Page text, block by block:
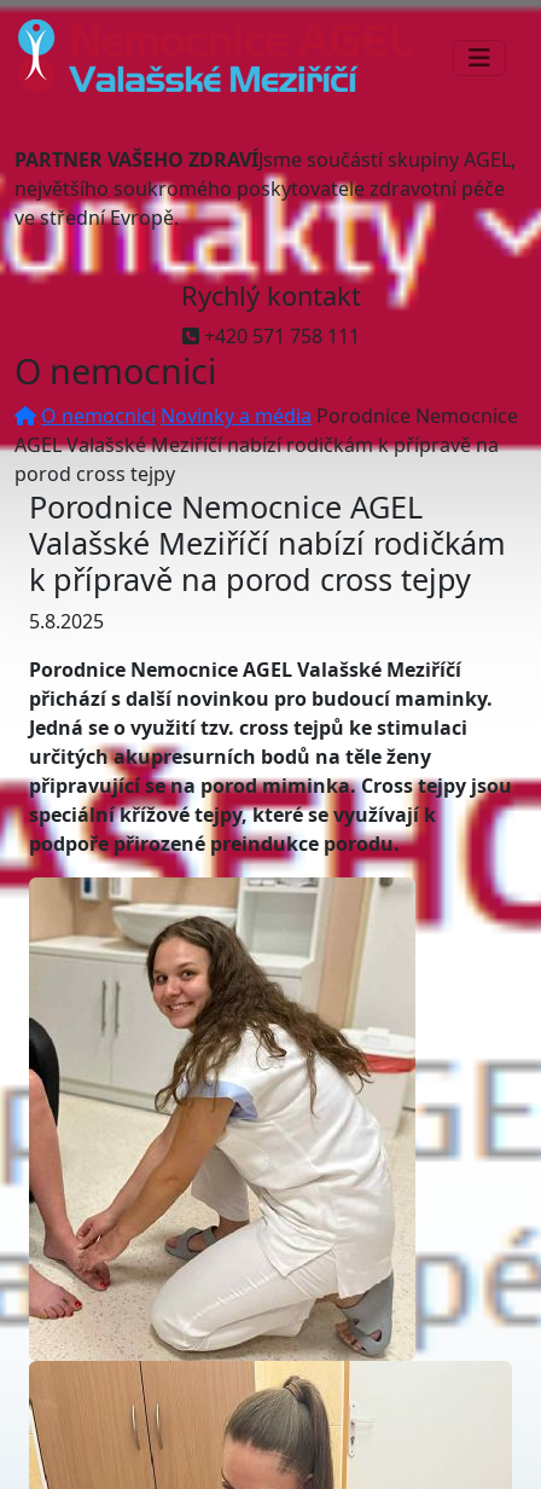
PARTNER VAŠEHO ZDRAVÍJsme součástí skupiny AGEL,
největšího soukromého poskytovatele zdravotní péče
ve střední Evropě.
Rychlý kontakt
+420 571 758 111
O nemocnici
O nemocnici Novinky a média Porodnice Nemocnice
AGEL Valašské Meziříčí nabízí rodičkám k přípravě na
porod cross tejpy
Porodnice Nemocnice AGEL
Valašské Meziříčí nabízí rodičkám
k přípravě na porod cross tejpy
5.8.2025
Porodnice Nemocnice AGEL Valašské Meziříčí
přichází s další novinkou pro budoucí maminky.
Jedná se o využití tzv. cross tejpů ke stimulaci
určitých akupresurních bodů na těle ženy
připravující se na porod miminka. Cross tejpy jsou
speciální křížové tejpy, které se využívají k
podpoře přirozené preindukce porodu.